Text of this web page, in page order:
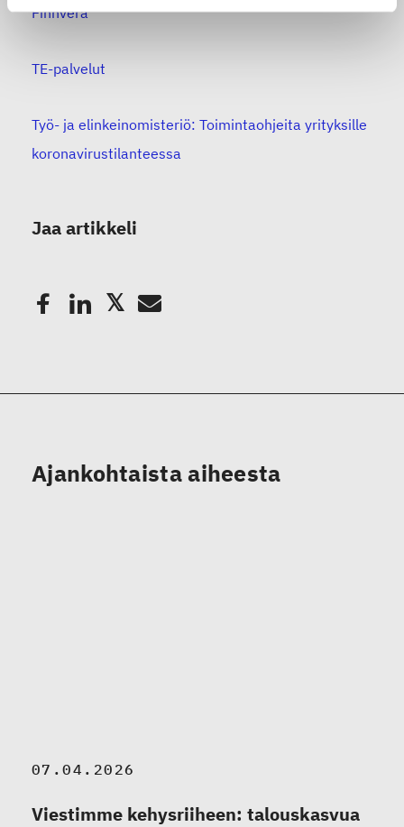
Finnvera
TE-palvelut
Työ- ja elinkeinomisteriö: Toimintaohjeita yrityksille
koronavirustilanteessa
Jaa artikkeli
Ajankohtaista aiheesta
07.04.2026
Viestimme kehysriiheen: talouskasvua